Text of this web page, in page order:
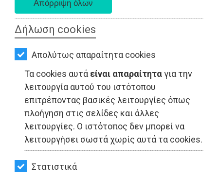
Δήλωση cookies
Απολύτως απαραίτητα cookies
Τα cookies αυτά είναι απαραίτηταγια την
λειτουργία αυτού του ιστότοπου
επιτρέποντας βασικές λειτουργίες όπως
πλοήγηση στις σελίδες και άλλες
λειτουργίες. Ο ιστότοπος δεν μπορεί να
λειτουργήσει σωστά χωρίς αυτά τα cookies.
Στατιστικά
ΤΟΠΙΚΗ
ΑΥΤΟΔΙΟΙΚΗΣΗ
ΟΙΚΟΝΟΜΙΑ
ΑΘΛΗΤΙΣΜΟΣ
ΠΟΛΙΤΙΣΜΟΣ
ΣΠΙΤΙ-
ΚΗΠΟΣ
ΥΓΕΙΑ
LIFESTYLE
ΤΟΠΙΚΗ ΑΥΤΟΔΙΟΙΚΗΣΗ - Ελλάδα